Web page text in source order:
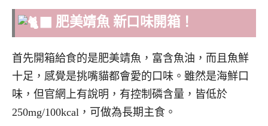
肥美靖魚 新口味開箱！
首先開箱給食的是肥美靖魚，富含魚油，而且魚鮮
十足，感覺是挑嘴貓都會愛的口味。雖然是海鮮口
味，但官網上有說明，有控制磷含量，皆低於
250mg/100kcal，可做為長期主食。